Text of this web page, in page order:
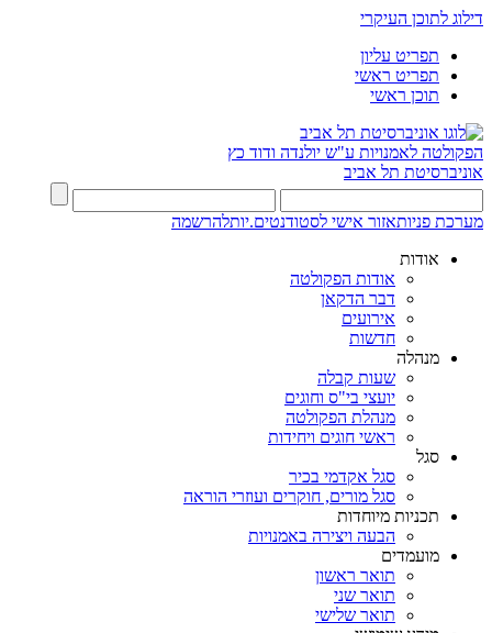
דילוג לתוכן העיקרי
תפריט עליון
תפריט ראשי
תוכן ראשי
הפקולטה לאמנויות ע"ש יולנדה ודוד כץ
אוניברסיטת תל אביב
מערכת פניותאזור אישי לסטודנטים.יותלהרשמה
אודות
אודות הפקולטה
דבר הדקאן
אירועים
חדשות
מנהלה
שעות קבלה
יועצי בי"ס וחוגים
מנהלת הפקולטה
ראשי חוגים ויחידות
סגל
סגל אקדמי בכיר
סגל מורים, חוקרים ועוזרי הוראה
תכניות מיוחדות
הבעה ויצירה באמנויות
מועמדים
תואר ראשון
תואר שני
תואר שלישי